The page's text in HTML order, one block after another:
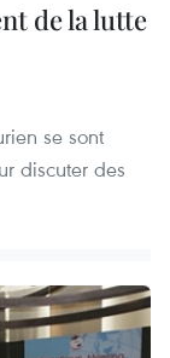
de la lutte
se sont
discuter des